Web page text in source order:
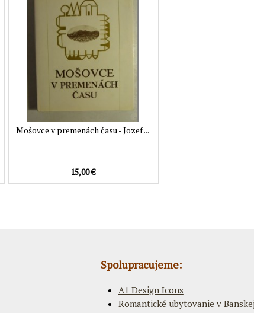
Mošovce v premenách času - Jozef ...
15,00 €
Spolupracujeme:
A1 Design Icons
Romantické ubytovanie v